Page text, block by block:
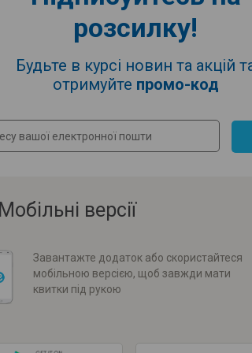
розсилку!
Будьте в курсі новин та акцій
отримуйте промо-код
Мобільні версії
Завантажте додаток або скористайтеся
мобільною версією, щоб завжди мати
квитки під рукою